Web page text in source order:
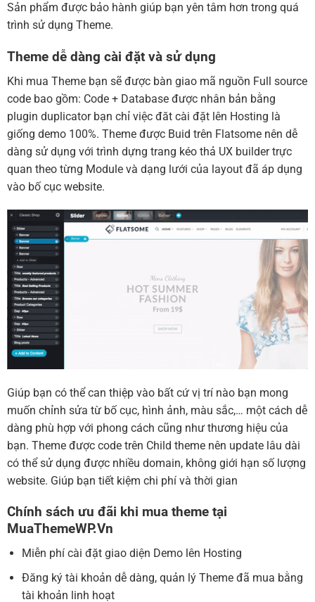
Sản phẩm được bảo hành giúp bạn yên tâm hơn trong quá
trình sử dụng Theme.
Theme dễ dàng cài đặt và sử dụng
Khi mua Theme bạn sẽ được bàn giao mã nguồn Full source
code bao gồm: Code + Database được nhân bản bằng
plugin duplicator bạn chỉ việc đăt cài đặt lên Hosting là
giống demo 100%. Theme được Buid trên Flatsome nên dễ
dàng sử dụng với trình dựng trang kéo thả UX builder trực
quan theo từng Module và dạng lưới của layout đã áp dụng
vào bố cục website.
Giúp bạn có thể can thiệp vào bất cứ vị trí nào bạn mong
muốn chỉnh sửa từ bố cục, hình ảnh, màu sắc,… một cách dễ
dàng phù hợp với phong cách cũng như thương hiệu của
bạn. Theme được code trên Child theme nên update lâu dài
có thể sử dụng được nhiều domain, không giới hạn số lượng
website. Giúp bạn tiết kiệm chi phí và thời gian
Chính sách ưu đãi khi mua theme tại
MuaThemeWP.Vn
Miễn phí cài đặt giao diện Demo lên Hosting
Đăng ký tài khoản dễ dàng, quản lý Theme đã mua bằng
tài khoản linh hoạt